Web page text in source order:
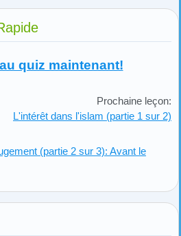
quiz maintenant!
(partie 2 sur 3): Avant le
Prochaine leçon:
L'intérêt dans l'islam (partie 1 sur 2)